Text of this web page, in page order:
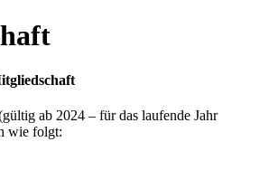
ab 2024 – für das laufende Jahr
wie folgt: